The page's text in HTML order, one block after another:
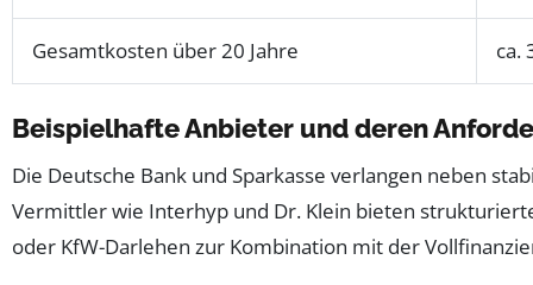
Gesamtkosten über 20 Jahre ca.
Beispielhafte Anbieter und deren
Die Deutsche Bank und Sparkasse verlangen neben
Vermittler wie Interhyp und Dr. Klein bieten
oder KfW-Darlehen zur Kombination mit der